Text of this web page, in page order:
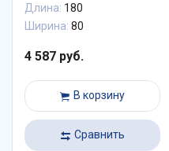
Длина: 180
Ширина: 80
4 587 руб.
В корзину
Сравнить